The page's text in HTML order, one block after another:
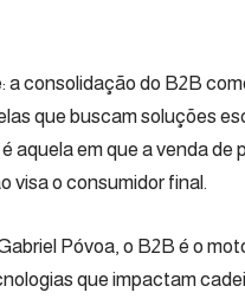
consolidação do B2B
que buscam soluções
aquela em que a venda de
visa o consumidor final.
Póvoa, o B2B é o
que impactam